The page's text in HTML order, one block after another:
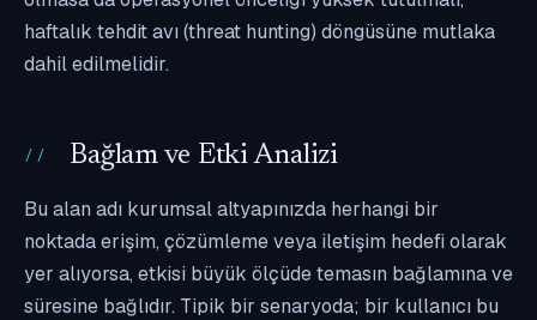
haftalık tehdit avı (threat hunting) döngüsüne mutlaka
dahil edilmelidir.
Bağlam ve Etki Analizi
Bu alan adı kurumsal altyapınızda herhangi bir
noktada erişim, çözümleme veya iletişim hedefi olarak
yer alıyorsa, etkisi büyük ölçüde temasın bağlamına ve
süresine bağlıdır. Tipik bir senaryoda; bir kullanıcı bu